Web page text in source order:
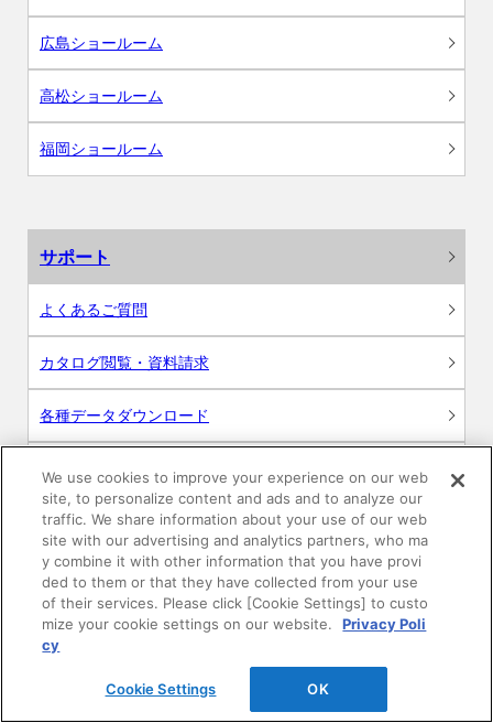
広島ショールーム
高松ショールーム
福岡ショールーム
サポート
よくあるご質問
カタログ閲覧・資料請求
各種データダウンロード
WEB見積・各種シミュレーション
交換用部品の購入
修理・点検
お問い合わせ
We use cookies to improve your experience on our web
site, to personalize content and ads and to analyze our
traffic. We share information about your use of our web
site with our advertising and analytics partners, who ma
y combine it with other information that you have provi
ded to them or that they have collected from your use
of their services. Please click [Cookie Settings] to custo
mize your cookie settings on our website.
Privacy Poli
cy
Cookie Settings OK